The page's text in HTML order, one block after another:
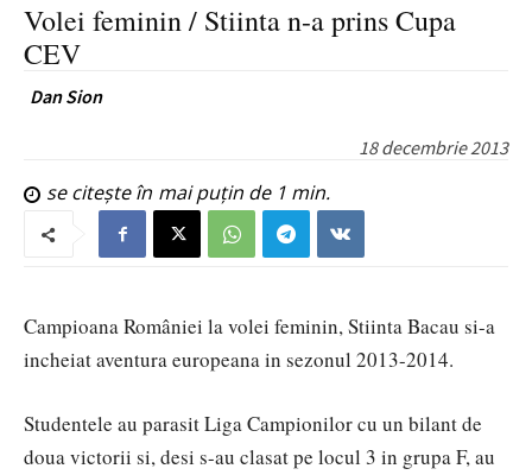
Volei feminin / Stiinta n-a prins Cupa
CEV
Dan Sion
18 decembrie 2013
se citește în mai puțin de 1 min.
Campioana României la volei feminin, Stiinta Bacau si-a
incheiat aventura europeana in sezonul 2013-2014.
Studentele au parasit Liga Campionilor cu un bilant de
doua victorii si, desi s-au clasat pe locul 3 in grupa F, au